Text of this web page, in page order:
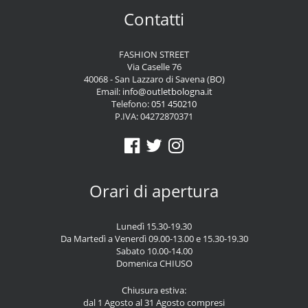
Contatti
FASHION STREET
Via Caselle 76
40068 - San Lazzaro di Savena (BO)
Email: info@outletbologna.it
Telefono:051 450210
P.IVA: 04272870371
Orari di apertura
Lunedì 15.30-19.30
Da Martedì a Venerdì 09.00-13.00 e 15.30-19.30
Sabato 10.00-14.00
Domenica CHIUSO
Chiusura estiva:
dal 1 Agosto al 31 Agosto compresi